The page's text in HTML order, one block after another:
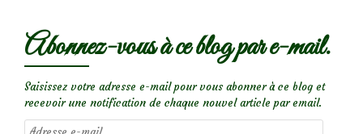
Abonnez-vous à ce blog par e-mail.
Saisissez votre adresse e-mail pour vous abonner à ce blog et
recevoir une notification de chaque nouvel article par email.
Adresse